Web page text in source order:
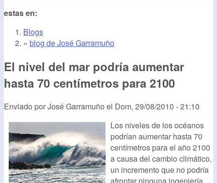
estas en:
Blogs
» blog de José Garramuño
El nivel del mar podría aumentar
hasta 70 centímetros para 2100
Enviado porJosé Garramuño el Dom, 29/08/2010 - 21:10
Los niveles de los océanos
podrían aumentar hasta 70
centímetros para el año 2100
a causa del cambio climático,
un incremento que no podría
afrontar ninguna ingeniería,